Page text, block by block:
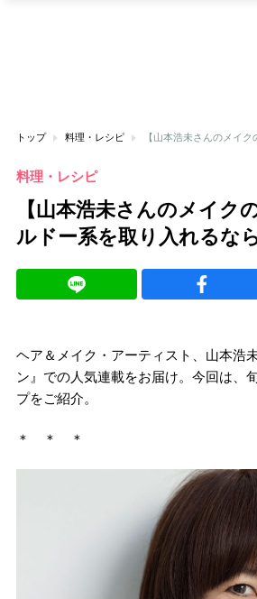
トップ 料理・レシピ
料理・レシピ
【山本浩未さんのメイク
ルドー系を取り入れるな
ヘア＆メイク・アーティスト、山本浩
ン』での人気連載をお届け。今回は、
プをご紹介。
＊ ＊ ＊